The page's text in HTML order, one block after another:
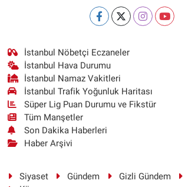
İstanbul Nöbetçi Eczaneler
İstanbul Hava Durumu
İstanbul Namaz Vakitleri
İstanbul Trafik Yoğunluk Haritası
Süper Lig Puan Durumu ve Fikstür
Tüm Manşetler
Son Dakika Haberleri
Haber Arşivi
Siyaset Gündem Gizli Gündem